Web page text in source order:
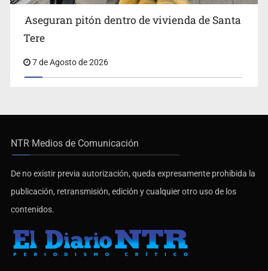
Aseguran pitón dentro de vivienda de Santa
Tere
7 de Agosto de 2026
NTR Medios de Comunicación
De no existir previa autorización, queda expresamente prohibida la
publicación, retransmisión, edición y cualquier otro uso de los
contenidos.